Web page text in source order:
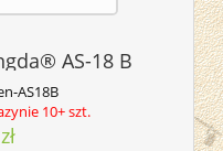
AS-18 B
AS18B
10+ szt.